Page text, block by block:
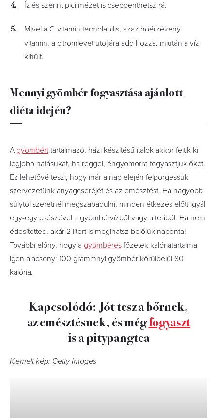
Ízlés szerint pici mézet is cseppenthetsz rá.
Mivel a C-vitamin termolabilis, azaz hőérzékeny
vitamin, a citromlevet utoljára add hozzá, miután a víz
kihűlt.
Mennyi gyömbér fogyasztása ajánlott
diéta idején?
A gyömbérttartalmazó, házi készítésű italok akkor fejtik ki
legjobb hatásukat, ha reggel, éhgyomorra fogyasztjuk őket.
Ez lehetővé teszi, hogy már a nap elején felpörgessük
szervezetünk anyagcseréjét és az emésztést. Ha nagyobb
súlytól szeretnél megszabadulni, minden étkezés előtt igyál
egy-egy csészével a gyömbérvízből vagy a teából. Ha nem
édesítetted, akár 2 litert is megihatsz belőlük naponta!
További előny, hogy a gyömbéres főzetek kalóriatartalma
igen alacsony: 100 grammnyi gyömbér körülbelül 80
kalória.
Kapcsolódó: Jót tesz a bőrnek,
az emésztésnek, és mégfogyaszt
is a pitypangtea
Kiemelt kép: Getty Images